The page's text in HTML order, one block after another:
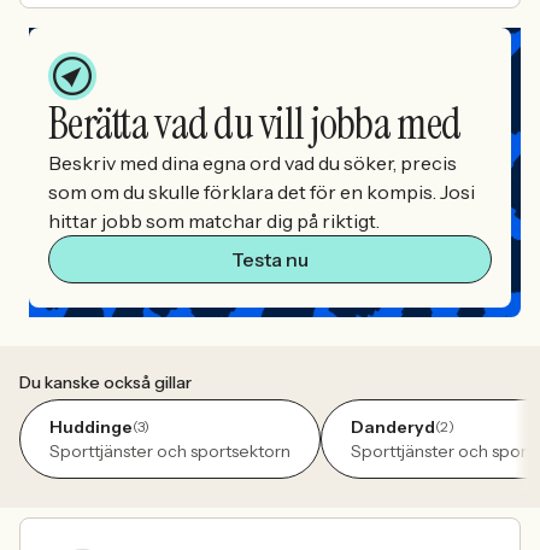
Berätta vad du vill jobba med
Beskriv med dina egna ord vad du söker, precis
som om du skulle förklara det för en kompis. Josi
hittar jobb som matchar dig på riktigt.
Testa nu
Du kanske också gillar
Huddinge(3)
Sporttjänster och sportsektorn
Danderyd(2)
Sporttjänster och